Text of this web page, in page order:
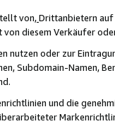
von,Drittanbietern auf
diesem Verkäufer
nutzen oder zur
Subdomain-Namen,
und die